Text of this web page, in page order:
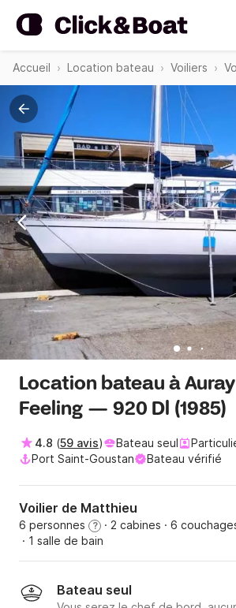
Accueil Location bateau Voiliers
Location bateau à Auray
Feeling — 920 Dl (1985)
4.8 (59 avis) Bateau seul
Port Saint-Goustan
Bateau vérifié
Voilier de Matthieu
6 personnes ? · 2 cabines · 6
· 1 salle de bain
Bateau seul